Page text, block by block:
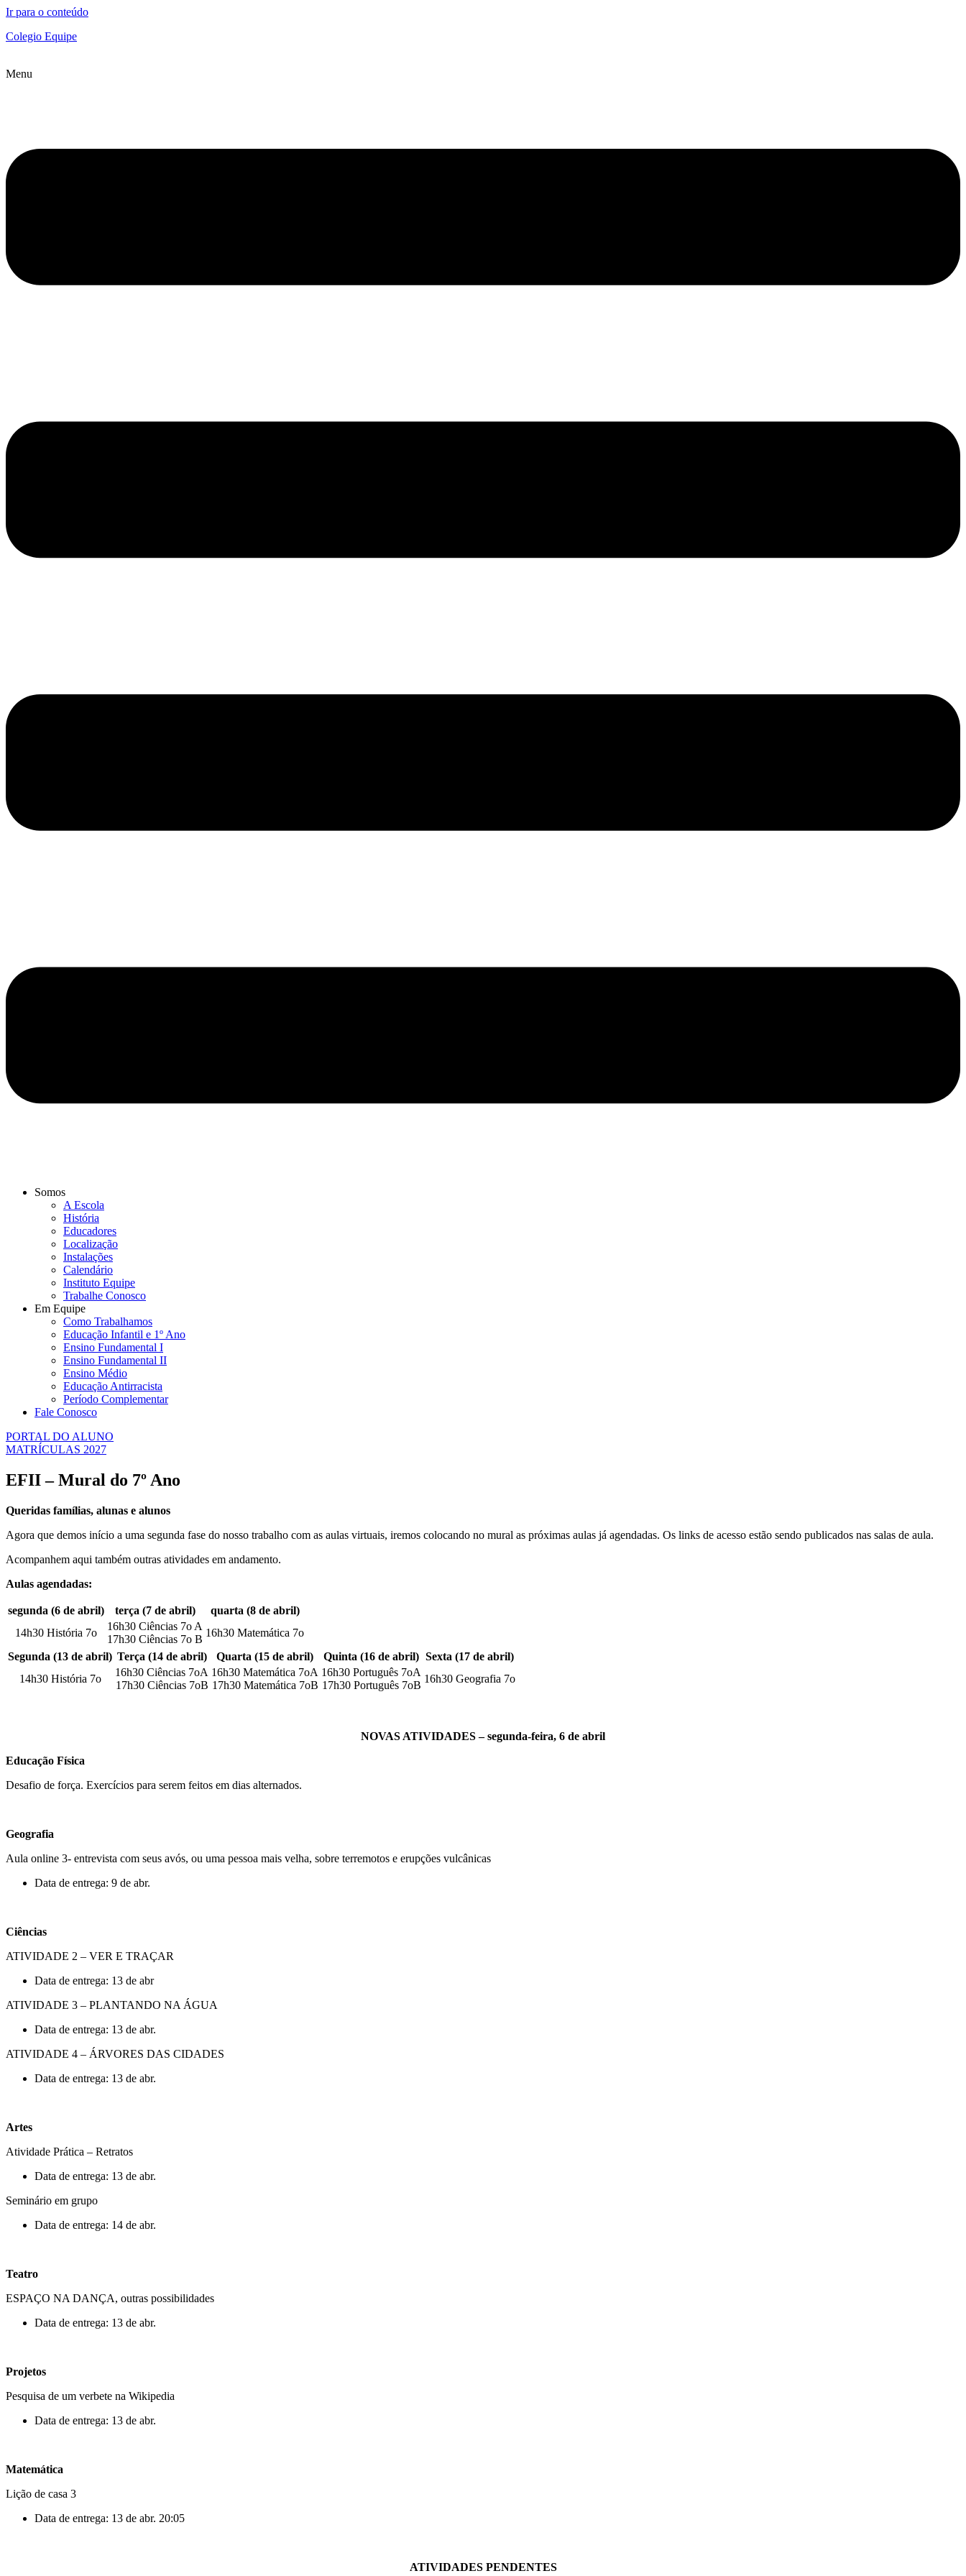
Ir para o conteúdo
Colegio Equipe
Menu
Somos
A Escola
História
Educadores
Localização
Instalações
Calendário
Instituto Equipe
Trabalhe Conosco
Em Equipe
Como Trabalhamos
Educação Infantil e 1º Ano
Ensino Fundamental I
Ensino Fundamental II
Ensino Médio
Educação Antirracista
Período Complementar
Fale Conosco
PORTAL DO ALUNO
MATRÍCULAS 2027
EFII – Mural do 7º Ano
Queridas famílias, alunas e alunos
Agora que demos início a uma segunda fase do nosso trabalho com as aulas virtuais, iremos colocando no mural as próximas aulas já agendadas. Os links de acesso estão sendo publicados nas salas de aula.
Acompanhem aqui também outras atividades em andamento.
Aulas agendadas:
segunda (6 de abril) terça (7 de abril)
quarta (8 de abril)
14h30 História 7o
16h30 Ciências 7o A
17h30 Ciências 7o B
16h30 Matemática 7o
Segunda (13 de abril) Terça (14 de abril) Quarta (15 de abril) Quinta (16 de abril) Sexta (17 de abril)
14h30 História 7o
16h30 Ciências 7oA
17h30 Ciências 7oB
16h30 Matemática 7oA
17h30 Matemática 7oB
16h30 Português 7oA
17h30 Português 7oB
16h30 Geografia 7o
NOVAS ATIVIDADES – segunda-feira, 6 de abril
Educação Física
Desafio de força. Exercícios para serem feitos em dias alternados.
Geografia
Aula online 3- entrevista com seus avós, ou uma pessoa mais velha, sobre terremotos e erupções vulcânicas
Data de entrega: 9 de abr.
Ciências
ATIVIDADE 2 – VER E TRAÇAR
Data de entrega: 13 de abr
ATIVIDADE 3 – PLANTANDO NA ÁGUA
Data de entrega: 13 de abr.
ATIVIDADE 4 – ÁRVORES DAS CIDADES
Data de entrega: 13 de abr.
Artes
Atividade Prática – Retratos
Data de entrega: 13 de abr.
Seminário em grupo
Data de entrega: 14 de abr.
Teatro
ESPAÇO NA DANÇA, outras possibilidades
Data de entrega: 13 de abr.
Projetos
Pesquisa de um verbete na Wikipedia
Data de entrega: 13 de abr.
Matemática
Lição de casa 3
Data de entrega: 13 de abr. 20:05
ATIVIDADES PENDENTES